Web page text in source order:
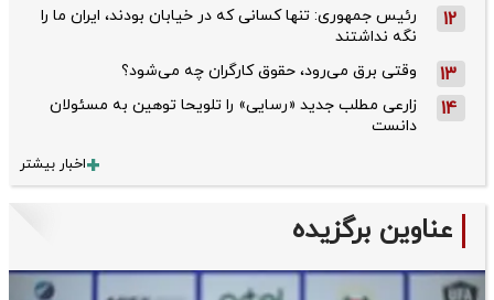
12
رئیس جمهوری: تنها کسانی که در خیابان بودند، ایران ما را
نگه نداشتند
13 وقتی برق می‌رود، حقوق کارگران چه می‌شود؟
14
زارعی مطلب جدید «رسایی» را تلویحا توهین به مسئولان
دانست
اخبار بیشتر
عناوین برگزیده